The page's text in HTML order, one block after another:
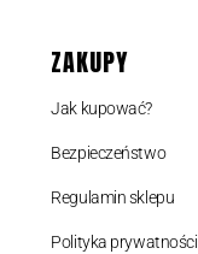
ZAKUPY
Jak kupować?
Bezpieczeństwo
Regulamin sklepu
Polityka prywatności